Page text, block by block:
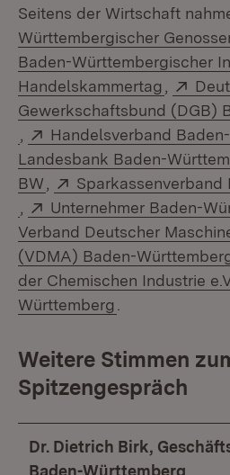
Seitens der Wirtschaft
Württembergischer
Baden-Württembergischer
Handelskammertag (Öffnet
Gewerkschaftsbund (DGB)
(Öffnet in neuem Fenster)
Extern:
Handelsverband
Landesbank Baden-
BW (Öffnet in neuem
Extern:
(Öffnet in neuem Fenster)
Extern:
Unternehmer Baden-
Verband Deutscher
(VDMA) Baden-
der Chemischen Industrie
Württemberg
Weitere Stimmen
Spitzengespräch
Dr. Dietrich Birk,
Baden-Württemberg